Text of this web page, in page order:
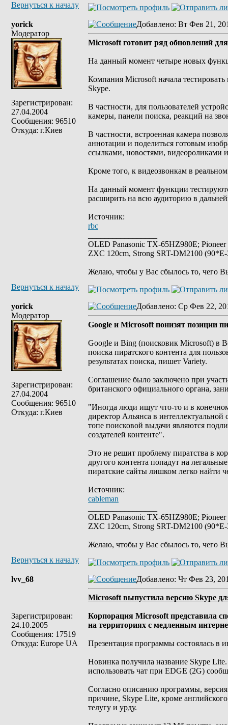
Вернуться к началу
yorick
Модератор
Зарегистрирован:
27.04.2004
Сообщения: 96510
Откуда: г.Киев
Добавлено: Вт Фев 21,
Microsoft готовит ряд обновлений
На данный момент четыре новых
Компания Microsoft начала
Skype.
В частности, для пользователей
камеры, панели поиска, реакций на
В частности, встроенная камера
аннотации и поделиться готовым
ссылками, новостями, видеороликами
Кроме того, к видеозвонкам в
На данный момент функции
расширить на всю аудиторию в
Источник:
rbc
OLED Panasonic TX-65HZ980E;
ZXC 120cm, Strong SRT-DM2100
Желаю, чтобы у Вас сбылось то, чего
Вернуться к началу
yorick
Модератор
Зарегистрирован:
27.04.2004
Сообщения: 96510
Откуда: г.Киев
Добавлено: Ср Фев 22,
Google и Microsoft понизят позиции
Google и Bing (поисковик Microsoft) в
поиска пиратского контента для
результатах поиска, пишет Variety.
Соглашение было заключено при
британского официального органа,
"Иногда люди ищут что-то и в
директор Альянса в
топе поисковой выдачи являются
создателей контенте".
Это не решит проблему пиратства в
другого контента попадут на
пиратские сайты лишком легко найти
Источник:
cableman
OLED Panasonic TX-65HZ980E;
ZXC 120cm, Strong SRT-DM2100
Желаю, чтобы у Вас сбылось то, чего
Вернуться к началу
lvv_68
Зарегистрирован:
24.10.2005
Сообщения: 17519
Откуда: Europe UA
Добавлено: Чт Фев 23,
Microsoft выпустила версию Skype
Корпорация Microsoft представила
на территориях с медленным
Презентация программы состоялась в
Новинка получила название Skype
использовать чат при EDGE (2G)
Согласно описанию программы,
причине, Skype Lite, кроме
телугу и урду.